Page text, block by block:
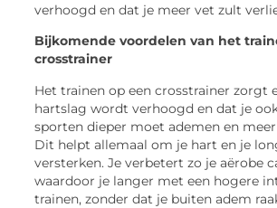
verhoogd en dat je meer vet zult
Bijkomende voordelen van het
crosstrainer
Het trainen op een crosstrainer zorgt
hartslag wordt verhoogd en dat je
sporten dieper moet ademen en
Dit helpt allemaal om je hart en je
versterken. Je verbetert zo je aërobe
waardoor je langer met een hogere
trainen, zonder dat je buiten adem